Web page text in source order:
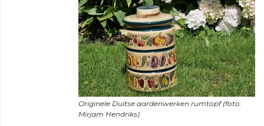
Originele Duitse aardenwerken rumtopf (foto: